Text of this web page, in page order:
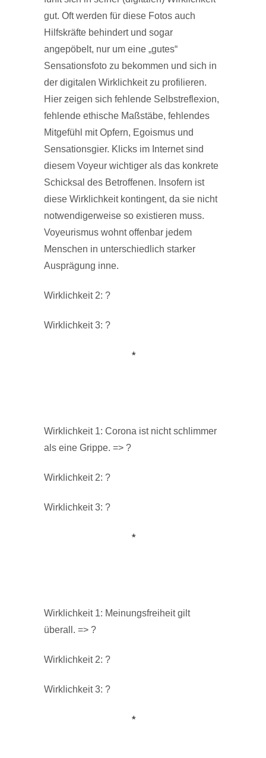
gut. Oft werden für diese Fotos auch
Hilfskräfte behindert und sogar
angepöbelt, nur um eine „gutes“
Sensationsfoto zu bekommen und sich in
der digitalen Wirklichkeit zu profilieren.
Hier zeigen sich fehlende Selbstreflexion,
fehlende ethische Maßstäbe, fehlendes
Mitgefühl mit Opfern, Egoismus und
Sensationsgier. Klicks im Internet sind
diesem Voyeur wichtiger als das konkrete
Schicksal des Betroffenen. Insofern ist
diese Wirklichkeit kontingent, da sie nicht
notwendigerweise so existieren muss.
Voyeurismus wohnt offenbar jedem
Menschen in unterschiedlich starker
Ausprägung inne.
Wirklichkeit 2: ?
Wirklichkeit 3: ?
*
Wirklichkeit 1: Corona ist nicht schlimmer
als eine Grippe. => ?
Wirklichkeit 2: ?
Wirklichkeit 3: ?
*
Wirklichkeit 1: Meinungsfreiheit gilt
überall. => ?
Wirklichkeit 2: ?
Wirklichkeit 3: ?
*